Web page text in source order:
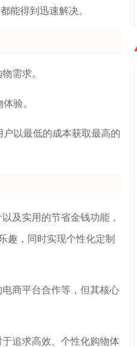
能得到迅速解决。
需求。
验。
以最低的成本获取最高的
及实用的节省金钱功能，
趣，同时实现个性化定制
商平台合作等，但其核心
追求高效、个性化购物体